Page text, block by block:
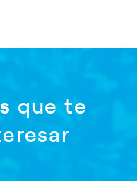
que te